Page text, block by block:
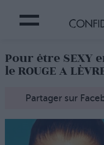
Pour être SEXY
le ROUGE A
Partager sur